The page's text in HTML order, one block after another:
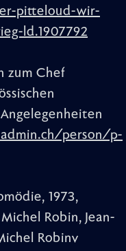
pitteloud-wir-
ld.1907792
zum Chef
person/p-
1973,
Robin, Jean-
Robinv